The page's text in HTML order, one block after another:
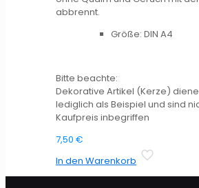
abbrennt.
Größe: DIN A4
Bitte beachte:
Dekorative Artikel (Kerze)
lediglich als Beispiel und sind
Kaufpreis inbegriffen
7,50 €
In den Warenkorb